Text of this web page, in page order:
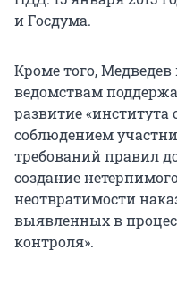
и Госдума.
Кроме того,
ведомствам
развитие «института
соблюдением
требований правил
создание
неотвратимости
выявленных в
контроля».